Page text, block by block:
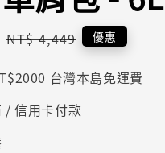
Regular
NT$ 4,449 優惠
台灣本島免運費
/ 信用卡付款